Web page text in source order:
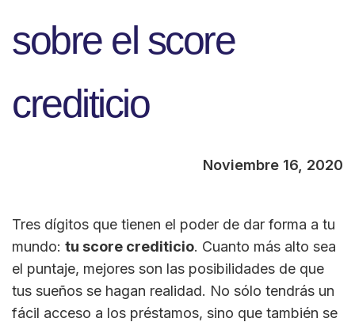
sobre el score
crediticio
Noviembre 16, 2020
Tres dígitos que tienen el poder de dar forma a tu
mundo: tu score crediticio. Cuanto más alto sea
el puntaje, mejores son las posibilidades de que
tus sueños se hagan realidad. No sólo tendrás un
fácil acceso a los préstamos, sino que también se